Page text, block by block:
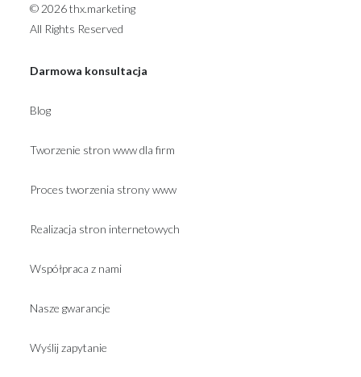
© 2026 thx.marketing
All Rights Reserved
Darmowa konsultacja
Blog
Tworzenie stron www dla firm
Proces tworzenia strony www
Realizacja stron internetowych
Współpraca z nami
Nasze gwarancje
Wyślij zapytanie